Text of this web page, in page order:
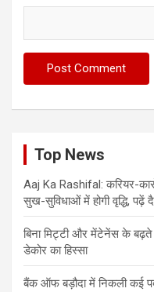
Top News
Aaj Ka Rashifal: करियर-
सुख-सुविधाओं में होगी वृद्धि, पढ़ें
बिना मिट्टी और मेंटेनेंस के
डेकोर का हिस्‍सा
बैंक ऑफ बड़ौदा में निकली कई